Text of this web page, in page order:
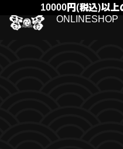
10000円(税込)以
ONLINESHOP